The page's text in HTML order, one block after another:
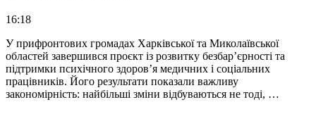
16:18
У прифронтових громадах Харківської та Миколаївської
областей завершився проєкт із розвитку безбар’єрності та
підтримки психічного здоров’я медичних і соціальних
працівників. Його результати показали важливу
закономірність: найбільші зміни відбуваються не тоді, …